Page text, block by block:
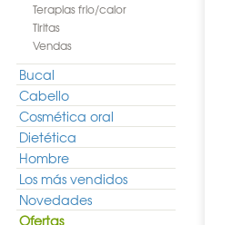
Terapias frio/calor
Tiritas
Vendas
Bucal
Cabello
Cosmética oral
Dietética
Hombre
Los más vendidos
Novedades
Ofertas